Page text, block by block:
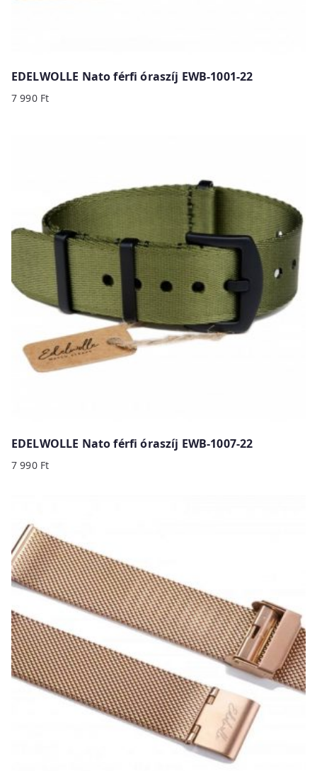
EDELWOLLE Nato férfi óraszíj EWB-1001-22
7 990 Ft
EDELWOLLE Nato férfi óraszíj EWB-1007-22
7 990 Ft